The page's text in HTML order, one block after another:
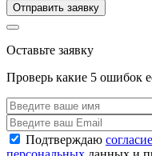
Отправить заявку
Оставьте заявку
Проверь какие 5 ошибок
Подтверждаю